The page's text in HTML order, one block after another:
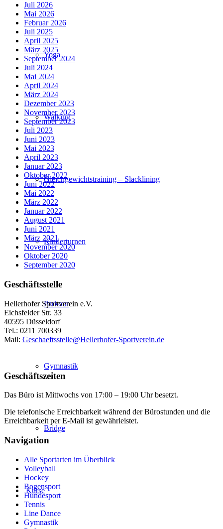
Yoga
Walking
Gleichgewichtstraining – Slacklining
Kinderturnen
Parkour
Gymnastik
Bridge
Kurse
Juli 2026
Mai 2026
Februar 2026
Juli 2025
April 2025
März 2025
September 2024
Juli 2024
Mai 2024
April 2024
März 2024
Dezember 2023
November 2023
September 2023
Juli 2023
Juni 2023
Mai 2023
April 2023
Januar 2023
Oktober 2022
Juni 2022
Mai 2022
März 2022
Januar 2022
August 2021
Juni 2021
März 2021
November 2020
Oktober 2020
September 2020
Geschäftsstelle
Hellerhofer Sportverein e.V.
Eichsfelder Str. 33
40595 Düsseldorf
Tel.: 0211 700339
Mail: Geschaeftsstelle@Hellerhofer-Sportverein.de
Geschäftszeiten
Das Büro ist Mittwochs von 17:00 – 19:00 Uhr besetzt.
Die telefonische Erreichbarkeit während der Bürostunden und die
Erreichbarkeit per E-Mail ist gewährleistet.
Navigation
Alle Sportarten im Überblick
Volleyball
Hockey
Bogensport
Hundesport
Tennis
Line Dance
Gymnastik